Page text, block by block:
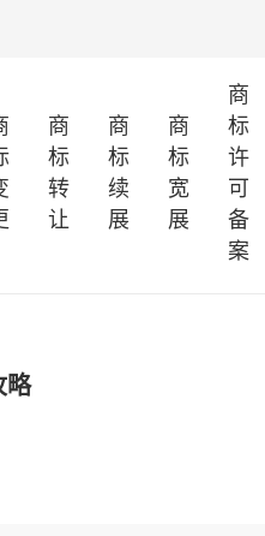
商
标
转
让
商
标
续
展
商
标
宽
展
商
标
许
可
备
案
略